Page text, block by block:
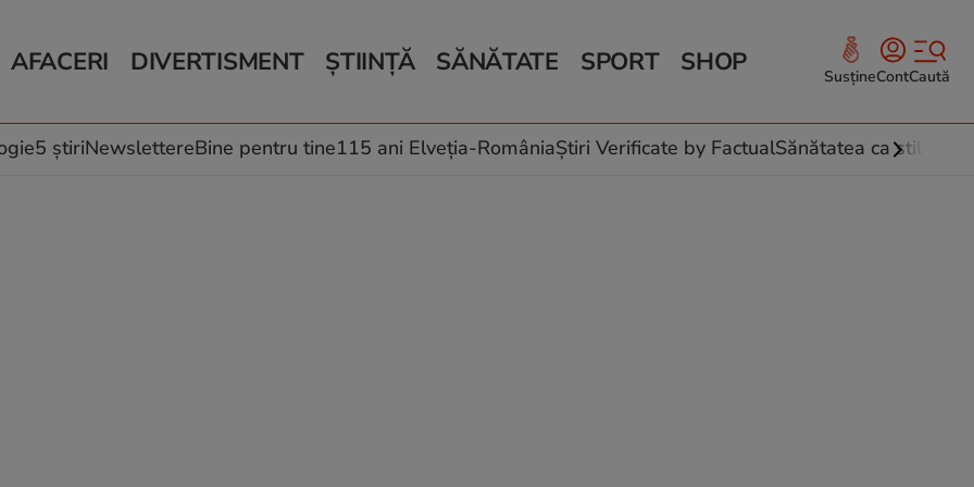
AFACERI
Auto
Locuri de muncă
DIVERTISMENT
Horoscop
Muzică și Filme
ȘTIINȚĂ
Schimbări climatice
SĂNĂTATE
Relații
Rețete culinare
SPORT SHOP SusțineContCaută
5 știriNewslettereBine pentru tine115 ani Elveția-RomâniaȘtiri Verificate by FactualSănătatea ca stil de